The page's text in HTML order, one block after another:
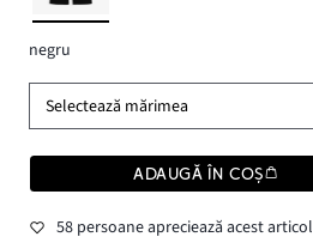
negru
Selectează mărimea
ADAUGĂ ÎN COȘ
58 persoane apreciează acest articol